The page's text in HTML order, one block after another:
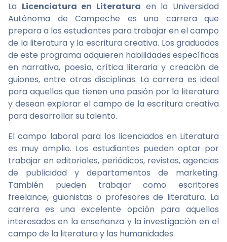
La Licenciatura en Literatura en la Universidad
Autónoma de Campeche es una carrera que
prepara a los estudiantes para trabajar en el campo
de la literatura y la escritura creativa. Los graduados
de este programa adquieren habilidades específicas
en narrativa, poesía, crítica literaria y creación de
guiones, entre otras disciplinas. La carrera es ideal
para aquellos que tienen una pasión por la literatura
y desean explorar el campo de la escritura creativa
para desarrollar su talento.
El campo laboral para los licenciados en Literatura
es muy amplio. Los estudiantes pueden optar por
trabajar en editoriales, periódicos, revistas, agencias
de publicidad y departamentos de marketing.
También pueden trabajar como escritores
freelance, guionistas o profesores de literatura. La
carrera es una excelente opción para aquellos
interesados en la enseñanza y la investigación en el
campo de la literatura y las humanidades.